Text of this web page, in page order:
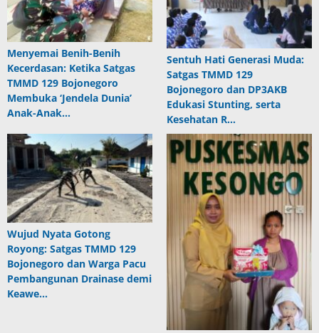
Menyemai Benih-Benih
Kecerdasan: Ketika Satgas
TMMD 129 Bojonegoro
Membuka ‘Jendela Dunia’
Anak-Anak…
Sentuh Hati Generasi Muda:
Satgas TMMD 129
Bojonegoro dan DP3AKB
Edukasi Stunting, serta
Kesehatan R…
Wujud Nyata Gotong
Royong: Satgas TMMD 129
Bojonegoro dan Warga Pacu
Pembangunan Drainase demi
Keawe…